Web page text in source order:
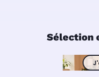
Sélection